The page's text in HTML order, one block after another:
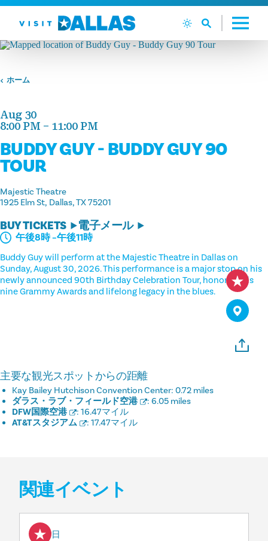
コンテンツへスキップ
ホーム
Aug 30
8:00 PM – 11:00 PM
BUDDY GUY - BUDDY GUY 90
TOUR
Majestic Theatre
1925 Elm St Dallas, TX 75201
BUY TICKETS 電子メール
午後8時 –午後11時
Buddy Guy will perform at the Majestic Theatre in Dallas on
Sunday, August 30, 2026. This performance is a major stop on his
newly announced 90th Birthday Celebration Tour, honoring his
nine Grammy Awards and lifelong legacy in the blues.
主要な観光スポットからの距離
Kay Bailey Hutchison Convention Center: 0.72 miles
ダラス・ラブ・フィールド空港
: 6.05 miles
DFW国際空港
: 16.47マイル
AT&Tスタジアム
: 17.47マイル
関連イベント
8月7日